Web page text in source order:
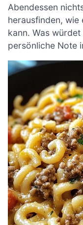
Abendessen
herausfinden, wie
kann. Was
persönliche Note